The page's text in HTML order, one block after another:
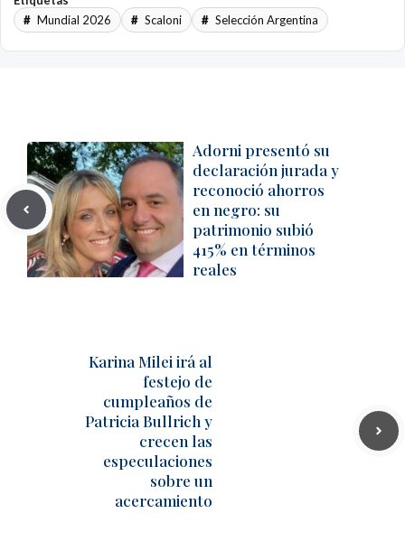
Mundial 2026
Scaloni Selección Argentina
Adorni presentó su
declaración jurada y
reconoció ahorros
en negro: su
patrimonio subió
415% en términos
reales
Karina Milei irá al
festejo de
cumpleaños de
Patricia Bullrich y
crecen las
especulaciones
sobre un
acercamiento